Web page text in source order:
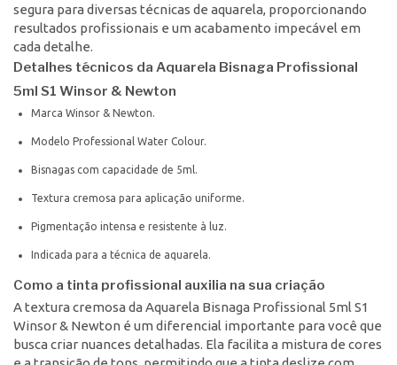
segura para diversas técnicas de aquarela, proporcionando
resultados profissionais e um acabamento impecável em
cada detalhe.
Detalhes técnicos da Aquarela Bisnaga Profissional
5ml S1 Winsor & Newton
Marca Winsor & Newton.
Modelo Professional Water Colour.
Bisnagas com capacidade de 5ml.
Textura cremosa para aplicação uniforme.
Pigmentação intensa e resistente à luz.
Indicada para a técnica de aquarela.
Como a tinta profissional auxilia na sua criação
A textura cremosa da Aquarela Bisnaga Profissional 5ml S1
Winsor & Newton é um diferencial importante para você que
busca criar nuances detalhadas. Ela facilita a mistura de cores